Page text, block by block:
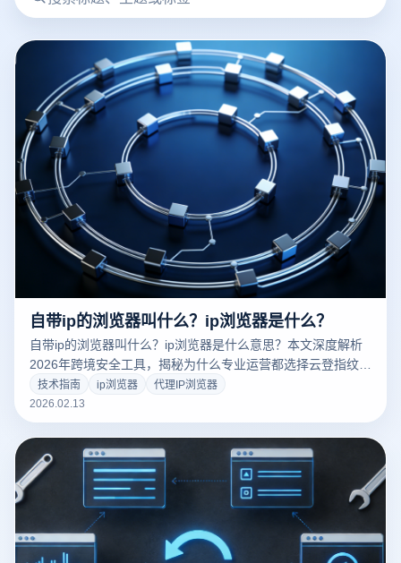
自带ip的浏览器叫什么？ip浏览器是什么？
自带ip的浏览器叫什么？ip浏览器是什么意思？本文深度解析
2026年跨境安全工具，揭秘为什么专业运营都选择云登指纹浏
览器来替代普通的IP切换工具。了解如何通过云登实现IP与硬
件指纹的完美伪装，保障多账号安全运营。立即点击获取行业
硬核干货！
技术指南 ip浏览器
代理IP浏览器
2026.02.13